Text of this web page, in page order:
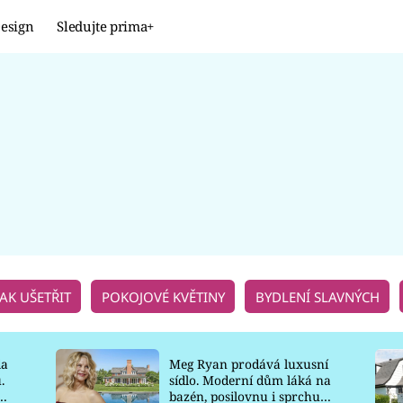
Sledujte prima+
UŠETŘIT POKOJOVÉ KVĚTINY BYDLENÍ SLAVNÝCH
Meg Ryan prodává luxusní
sídlo. Moderní dům láká na
bazén, posilovnu i sprchu